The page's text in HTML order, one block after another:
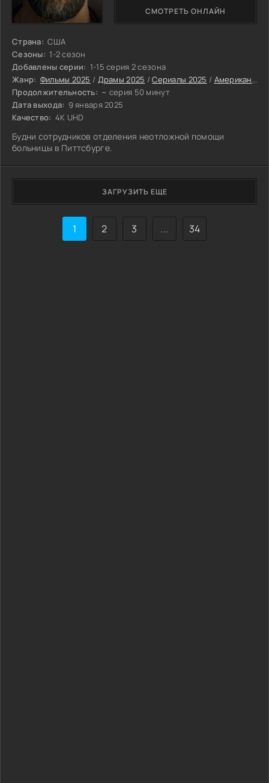
Страна: США
Сезоны: 1-2 сезон
Добавлены серии: 1-15 серия 2 сезона
Жанр: Фильмы 2025 / Драмы 2025 /Сериалы 2025 / Американские сериалы
Продолжительность: ~ серия 50 минут
Дата выхода: 9 января 2025
Качество: 4K UHD
Будни сотрудников отделения неотложной помощи
больницы в Питтсбурге.
СМОТРЕТЬ ОНЛАЙН
ЗАГРУЗИТЬ ЕЩЕ
1 2 3 ... 34